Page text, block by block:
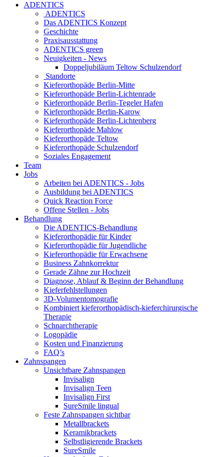
ADENTICS
ADENTICS
Das ADENTICS Konzept
Geschichte
Praxisausstattung
ADENTICS green
Neuigkeiten - News
Doppeljubiläum Teltow Schulzendorf
Standorte
Kieferorthopäde Berlin-Mitte
Kieferorthopäde Berlin-Lichtenrade
Kieferorthopäde Berlin-Tegeler Hafen
Kieferorthopäde Berlin-Karow
Kieferorthopäde Berlin-Lichtenberg
Kieferorthopäde Mahlow
Kieferorthopäde Teltow
Kieferorthopäde Schulzendorf
Soziales Engagement
Team
Jobs
Arbeiten bei ADENTICS - Jobs
Ausbildung bei ADENTICS
Quick Reaction Force
Offene Stellen - Jobs
Behandlung
Die ADENTICS-Behandlung
Kieferorthopädie für Kinder
Kieferorthopädie für Jugendliche
Kieferorthopädie für Erwachsene
Business Zahnkorrektur
Gerade Zähne zur Hochzeit
Diagnose, Ablauf & Beginn der Behandlung
Kieferfehlstellungen
3D-Volumentomografie
Kombiniert kieferorthopädisch-kieferchirurgische
Therapie
Schnarchtherapie
Logopädie
Kosten und Finanzierung
FAQ’s
Zahnspangen
Unsichtbare Zahnspangen
Invisalign
Invisalign Teen
Invisalign First
SureSmile lingual
Feste Zahnspangen sichtbar
Metallbrackets
Keramikbrackets
Selbstligierende Brackets
SureSmile